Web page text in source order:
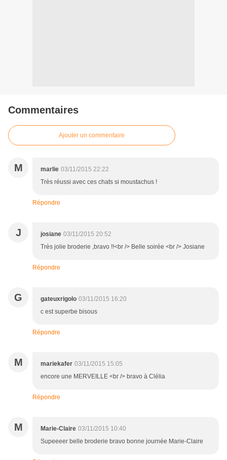
Commentaires
Ajouter un commentaire
M marlie 03/11/2015 22:22
Très réussi avec ces chats si moustachus !
Répondre
J josiane 03/11/2015 20:52
Très jolie broderie ,bravo !!<br /> Belle soirée <br /> Josiane
Répondre
G gateuxrigolo 03/11/2015 16:20
c est superbe bisous
Répondre
M mariekafer 03/11/2015 15:05
encore une MERVEILLE <br /> bravo à Clélia
Répondre
M Marie-Claire 03/11/2015 10:40
Supeeeer belle broderie bravo bonne journée Marie-Claire